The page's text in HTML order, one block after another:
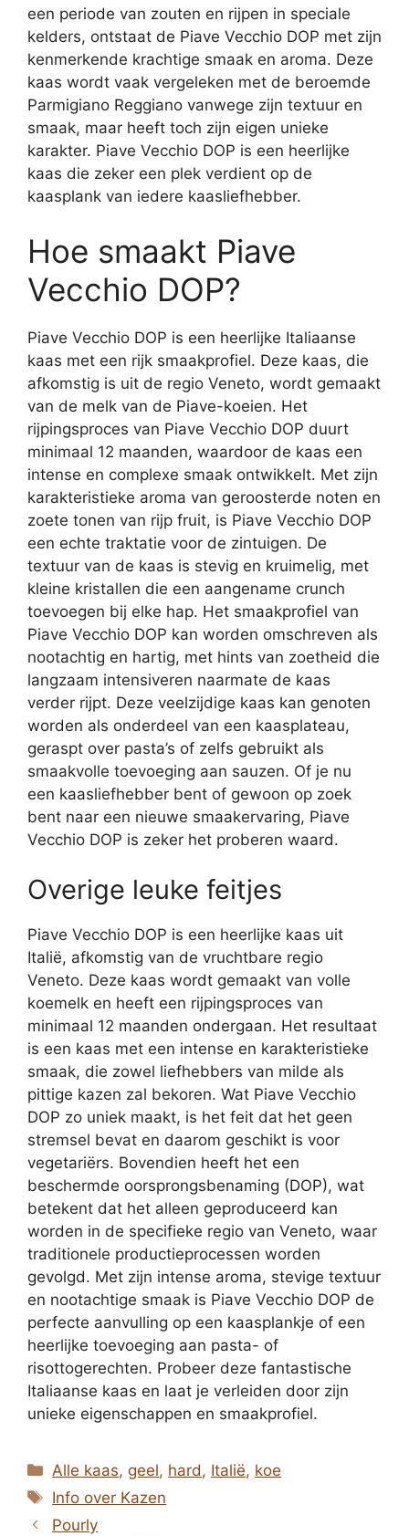
een periode van zouten en rijpen in speciale
kelders, ontstaat de Piave Vecchio DOP met zijn
kenmerkende krachtige smaak en aroma. Deze
kaas wordt vaak vergeleken met de beroemde
Parmigiano Reggiano vanwege zijn textuur en
smaak, maar heeft toch zijn eigen unieke
karakter. Piave Vecchio DOP is een heerlijke
kaas die zeker een plek verdient op de
kaasplank van iedere kaasliefhebber.
Hoe smaakt Piave
Vecchio DOP?
Piave Vecchio DOP is een heerlijke Italiaanse
kaas met een rijk smaakprofiel. Deze kaas, die
afkomstig is uit de regio Veneto, wordt gemaakt
van de melk van de Piave-koeien. Het
rijpingsproces van Piave Vecchio DOP duurt
minimaal 12 maanden, waardoor de kaas een
intense en complexe smaak ontwikkelt. Met zijn
karakteristieke aroma van geroosterde noten en
zoete tonen van rijp fruit, is Piave Vecchio DOP
een echte traktatie voor de zintuigen. De
textuur van de kaas is stevig en kruimelig, met
kleine kristallen die een aangename crunch
toevoegen bij elke hap. Het smaakprofiel van
Piave Vecchio DOP kan worden omschreven als
nootachtig en hartig, met hints van zoetheid die
langzaam intensiveren naarmate de kaas
verder rijpt. Deze veelzijdige kaas kan genoten
worden als onderdeel van een kaasplateau,
geraspt over pasta’s of zelfs gebruikt als
smaakvolle toevoeging aan sauzen. Of je nu
een kaasliefhebber bent of gewoon op zoek
bent naar een nieuwe smaakervaring, Piave
Vecchio DOP is zeker het proberen waard.
Overige leuke feitjes
Piave Vecchio DOP is een heerlijke kaas uit
Italië, afkomstig van de vruchtbare regio
Veneto. Deze kaas wordt gemaakt van volle
koemelk en heeft een rijpingsproces van
minimaal 12 maanden ondergaan. Het resultaat
is een kaas met een intense en karakteristieke
smaak, die zowel liefhebbers van milde als
pittige kazen zal bekoren. Wat Piave Vecchio
DOP zo uniek maakt, is het feit dat het geen
stremsel bevat en daarom geschikt is voor
vegetariërs. Bovendien heeft het een
beschermde oorsprongsbenaming (DOP), wat
betekent dat het alleen geproduceerd kan
worden in de specifieke regio van Veneto, waar
traditionele productieprocessen worden
gevolgd. Met zijn intense aroma, stevige textuur
en nootachtige smaak is Piave Vecchio DOP de
perfecte aanvulling op een kaasplankje of een
heerlijke toevoeging aan pasta- of
risottogerechten. Probeer deze fantastische
Italiaanse kaas en laat je verleiden door zijn
unieke eigenschappen en smaakprofiel.
Categorieën
Alle kaas,geel, hard, Italië, koe
Tags
Info over Kazen
Pourly